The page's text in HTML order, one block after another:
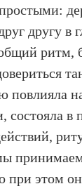
другу в
ритм,
повлияла
состояла в
при этом